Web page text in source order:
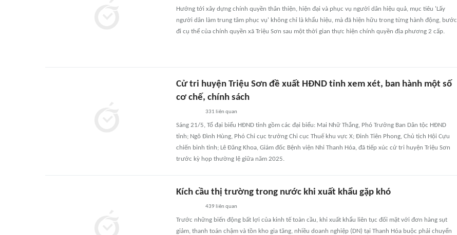
Hướng tới xây dựng chính quyền thân thiện, hiện đại và phục vụ người dân hiệu quả, mục tiêu 'Lấy
người dân làm trung tâm phục vụ' không chỉ là khẩu hiệu, mà đã hiện hữu trong từng hành động, bước
đi cụ thể của chính quyền xã Triệu Sơn sau một thời gian thực hiện chính quyền địa phương 2 cấp.
Cử tri huyện Triệu Sơn đề xuất HĐND tỉnh xem xét, ban hành một số
cơ chế, chính sách
331 liên quan
Sáng 21/5, Tổ đại biểu HĐND tỉnh gồm các đại biểu: Mai Nhữ Thắng, Phó Trưởng Ban Dân tộc HĐND
tỉnh; Ngô Đình Hùng, Phó Chi cục trưởng Chi cục Thuế khu vực X; Đinh Tiên Phong, Chủ tịch Hội Cựu
chiến binh tỉnh; Lê Đăng Khoa, Giám đốc Bệnh viện Nhi Thanh Hóa, đã tiếp xúc cử tri huyện Triệu Sơn
trước kỳ họp thường lệ giữa năm 2025.
Kích cầu thị trường trong nước khi xuất khẩu gặp khó
439 liên quan
Trước những biến động bất lợi của kinh tế toàn cầu, khi xuất khẩu liên tục đối mặt với đơn hàng sụt
giảm, thanh toán chậm và tồn kho gia tăng, nhiều doanh nghiệp (DN) tại Thanh Hóa buộc phải chuyển